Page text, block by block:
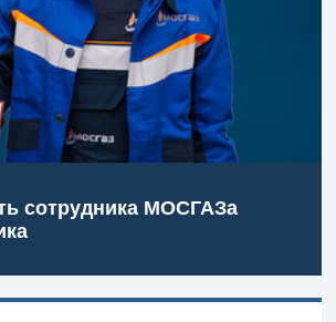
сотрудника МОСГАЗа